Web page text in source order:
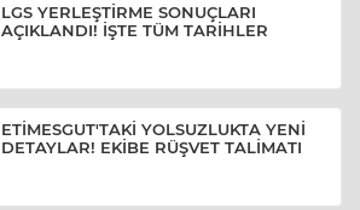
LGS YERLEŞTİRME SONUÇLARI
AÇIKLANDI! İŞTE TÜM TARİHLER
ETİMESGUT'TAKİ YOLSUZLUKTA YENİ
DETAYLAR! EKİBE RÜŞVET TALİMATI